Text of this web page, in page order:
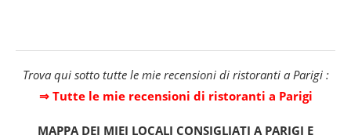
Trova qui sotto tutte le mie recensioni di ristoranti a Parigi :
⇒ Tutte le mie recensioni di ristoranti a Parigi
MAPPA DEI MIEI LOCALI CONSIGLIATI A PARIGI E